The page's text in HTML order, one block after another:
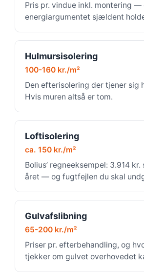
Pris pr. vindue inkl. montering
energiargumentet sjældent
Hulmursisolering
100-160 kr./m²
Den efterisolering der tjener sig
Hvis muren altså er tom.
Loftisolering
ca. 150 kr./m²
Bolius’ regneeksempel: 3.914 kr.
året — og fugtfejlen du skal
Gulvafslibning
65-200 kr./m²
Priser pr. efterbehandling, og
tjekker om gulvet overhovedet